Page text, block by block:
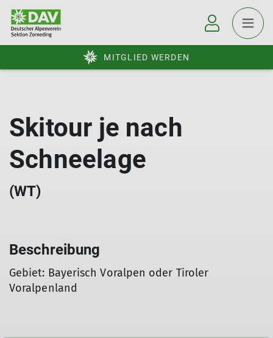
MITGLIED WERDEN
Skitour je nach
Schneelage
(WT)
Beschreibung
Gebiet: Bayerisch Voralpen oder Tiroler
Voralpenland